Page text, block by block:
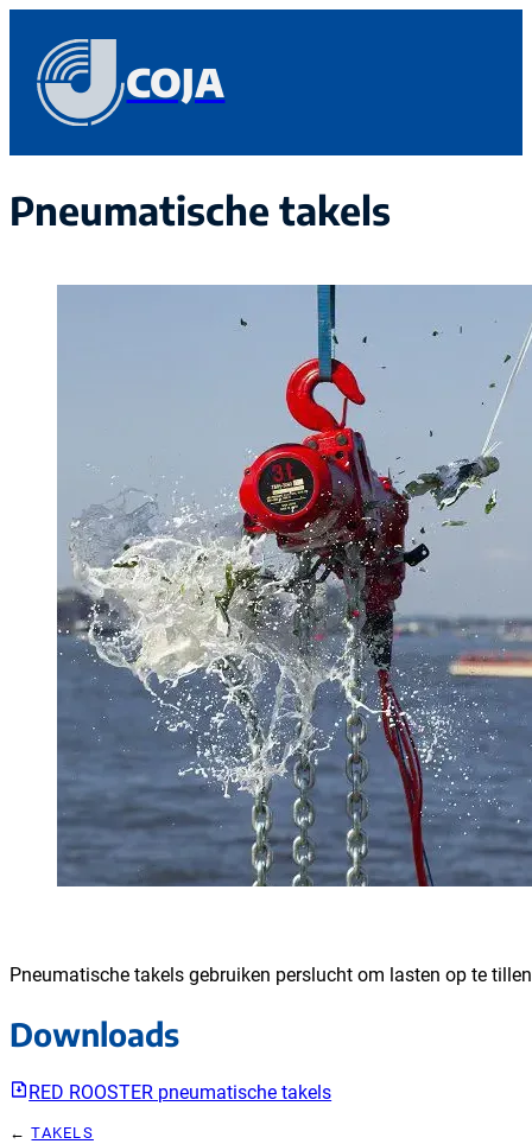
COJA
Pneumatische takels
Pneumatische takels gebruiken perslucht om lasten op te
Downloads
RED ROOSTER pneumatische takels
TAKELS